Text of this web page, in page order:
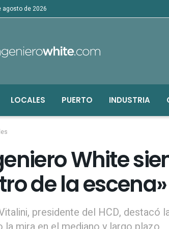
agosto de 2026
LOCALES PUERTO INDUSTRIA
White
de la escena»
presidente del HCD, destacó